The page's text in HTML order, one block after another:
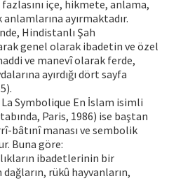
fazlasını içe, hikmete, anlama,
ayırmaktadır.
Hindistanlı Şah
genel olarak ibadetin ve özel
ve manevî olarak ferde,
ayırdığı dört sayfa
Symbolique En İslam isimli
Paris, 1986) ise baştan
bâtınî manası ve sembolik
Buna göre:
ibadetlerinin bir
rükû hayvanların,